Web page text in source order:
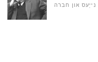
נייַעס און חברה